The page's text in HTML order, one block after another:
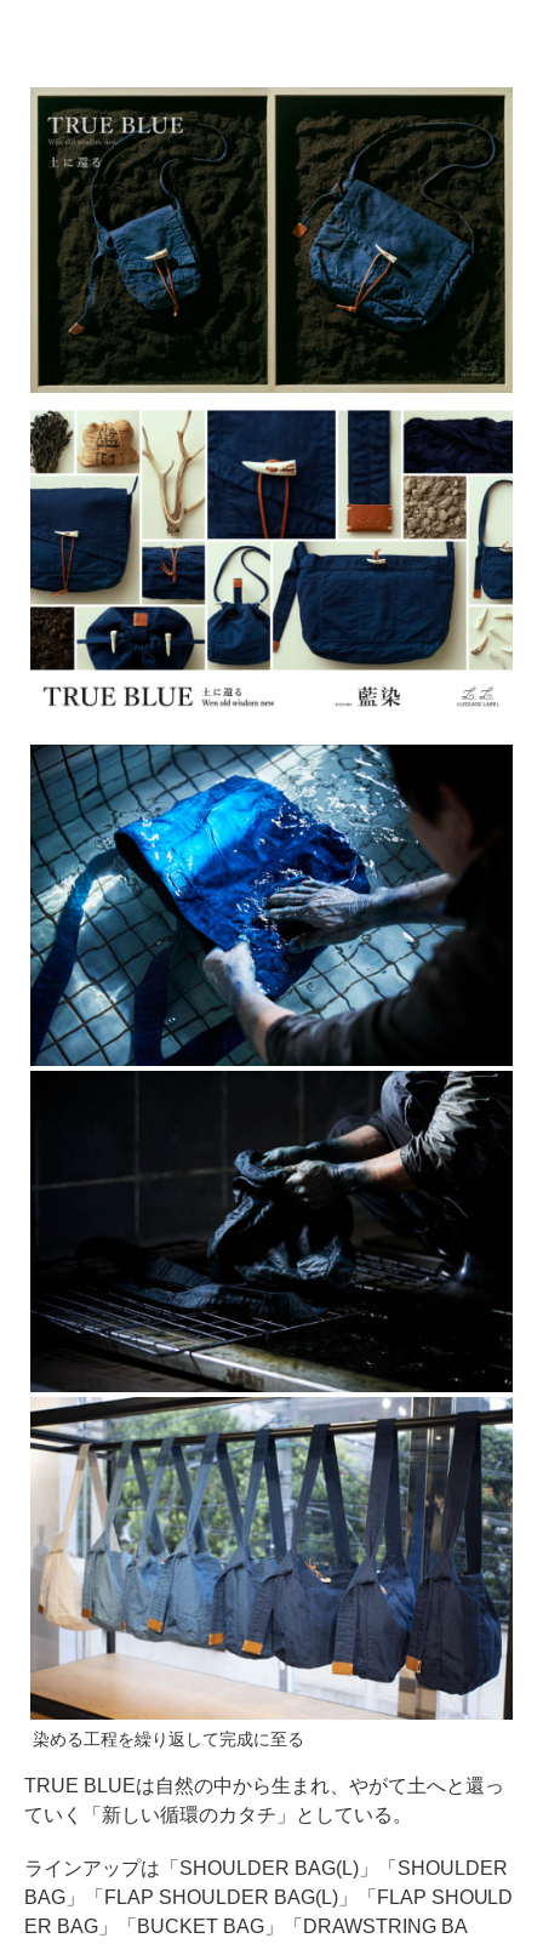
染める工程を繰り返して完成に至る
TRUE BLUEは自然の中から生まれ、やがて土へと還っ
ていく「新しい循環のカタチ」としている。
ラインアップは「SHOULDER BAG(L)」「SHOULDER
BAG」「FLAP SHOULDER BAG(L)」「FLAP SHOULD
ER BAG」「BUCKET BAG」「DRAWSTRING BA